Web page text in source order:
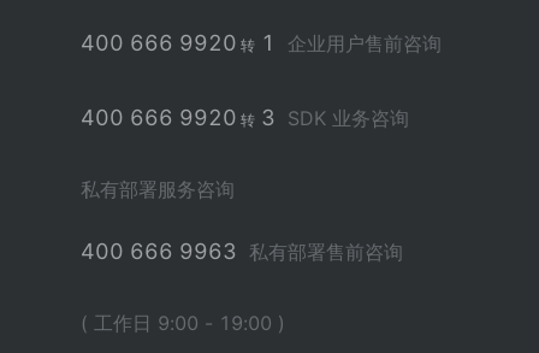
400 666 9920 转1 企业用户售前咨询
400 666 9920 转3 SDK 业务咨询
私有部署服务咨询
400 666 9963 私有部署售前咨询
( 工作日 9:00 - 19:00 )